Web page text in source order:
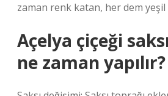
zaman renk katan, her dem
Açelya çiçeği
ne zaman yapılır?